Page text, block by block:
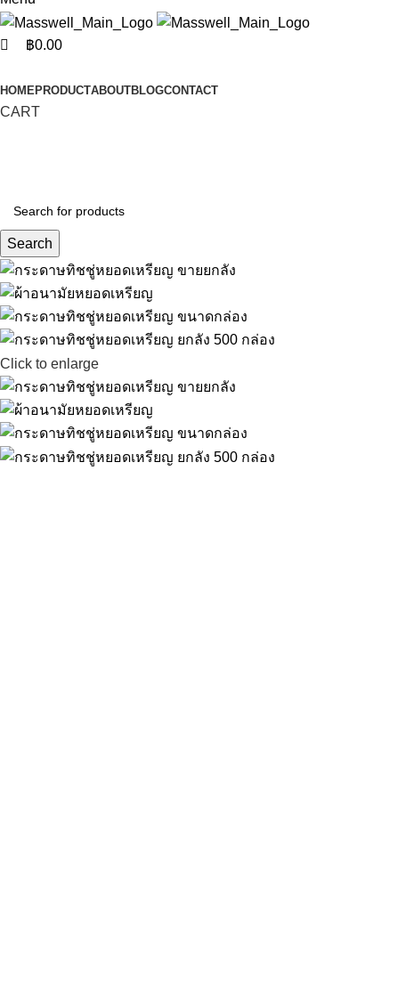
฿0.00
HOMEPRODUCTABOUTBLOGCONTACT
CART
Search
Click to enlarge